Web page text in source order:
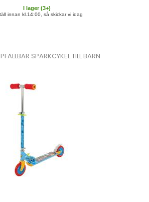
I lager (3+)
innan kl.14:00, så skickar vi idag
SPARKCYKEL TILL BARN